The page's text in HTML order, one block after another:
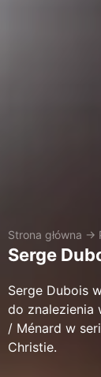
Strona główna →
Serge
Serge Dubois
do znalezienia
/ Ménard w
Christie.